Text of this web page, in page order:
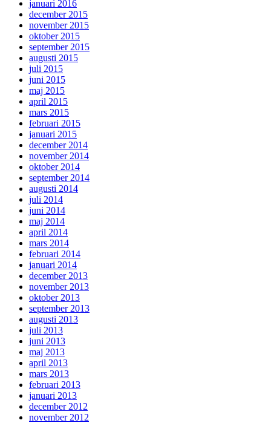
januari 2016
december 2015
november 2015
oktober 2015
september 2015
augusti 2015
juli 2015
juni 2015
maj 2015
april 2015
mars 2015
februari 2015
januari 2015
december 2014
november 2014
oktober 2014
september 2014
augusti 2014
juli 2014
juni 2014
maj 2014
april 2014
mars 2014
februari 2014
januari 2014
december 2013
november 2013
oktober 2013
september 2013
augusti 2013
juli 2013
juni 2013
maj 2013
april 2013
mars 2013
februari 2013
januari 2013
december 2012
november 2012